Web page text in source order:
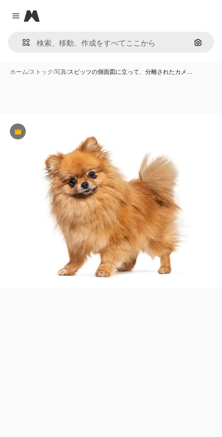
Close menu
Magnific
画像で
ホーム/ストック/写真/スピッツの側面図に立って、分離されたカメ…
Premium